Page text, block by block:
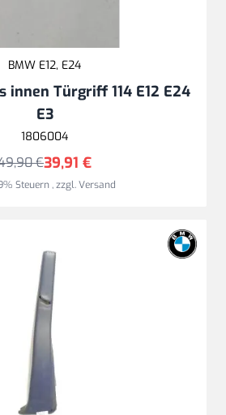
BMW E12, E24
innen Türgriff 114 E12 E24
E3
1806004
39,91 €
€
Steuern,zzgl.Versand